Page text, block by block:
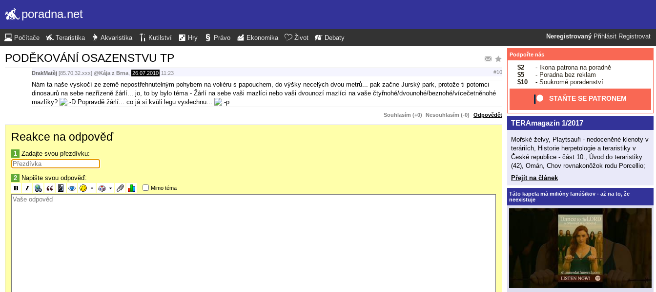
poradna.net
Neregistrovaný Přihlásit Registrovat
Počítače Teraristika Akvaristika Kutilství Hry Právo Ekonomika Život Debaty
PODĚKOVÁNÍ OSAZENSTVU TP
DrakMatěj [85.70.32.xxx] @Kája z Brna 26.07.2010 11:23 #10
Nám ta naše vyskočí ze země nepostřehnutelným pohybem na voliéru s papouchem, do výšky necelých dvou metrů... pak začne Jurský park, protože ti potomci
dinosaurů na sebe nezřízeně žárlí... jo, to by bylo téma - Žárlí na sebe vaši mazlíci nebo vaši dvounozí mazlíci na vaše čtyřnohé/dvounohé/beznohé/vícečetněnohé
mazlíky?
Popravdě žárlí... co já si kvůli legu vyslechnu...
Souhlasím (+0) Nesouhlasím (-0) Odpovědět
Reakce na odpověď
1 Zadajte svou přezdívku:
2 Napište svou odpověď:
Mimo téma
Podpořte nás
$2
- Ikona patrona na poradně
$5
- Poradna bez reklam
$10
- Soukromé poradenství
STAŇTE SE PATRONEM
TERAmagazín 1/2017
Mořské želvy, Playtsauři - nedoceněné klenoty v
teráriích, Historie herpetologie a teraristiky v
České republice - část 10., Úvod do teraristiky
(42), Omán, Chov rovnakonôžok rodu Porcellio;
Přejít na článek
Táto kapela má milióny fanúšikov - až na to, že
neexistuje